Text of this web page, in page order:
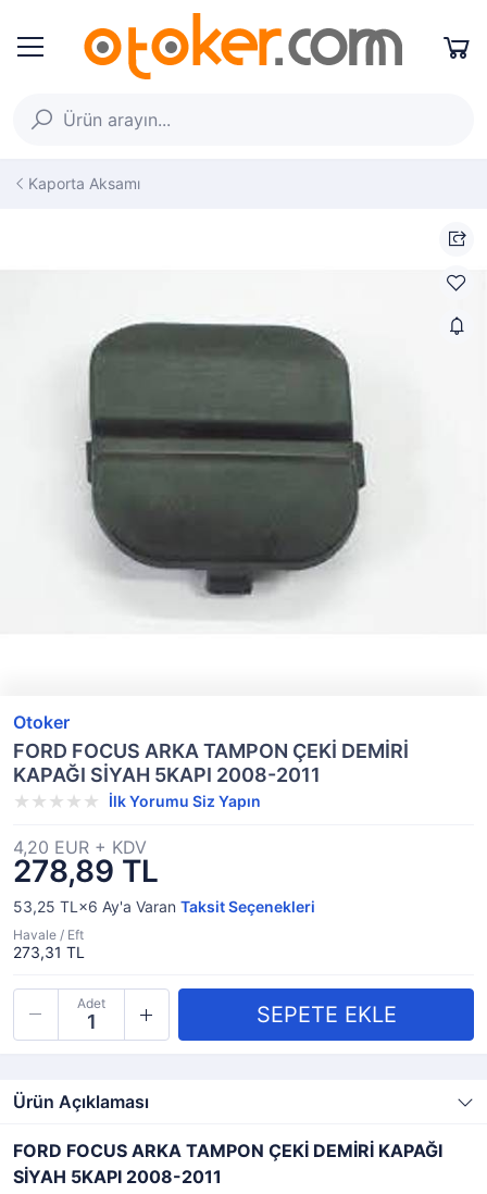
Kaporta Aksamı
Otoker
FORD FOCUS ARKA TAMPON ÇEKİ DEMİRİ
KAPAĞI SİYAH 5KAPI 2008-2011
İlk Yorumu Siz Yapın
278,89 TL
4,20 EUR + KDV
53,25 TL×6 Ay'a Varan Taksit Seçenekleri
Havale / Eft
273,31 TL
Adet
Ürün Açıklaması
FORD FOCUS ARKA TAMPON ÇEKİ DEMİRİ KAPAĞI
SİYAH 5KAPI 2008-2011